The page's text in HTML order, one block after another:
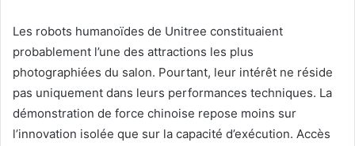
Les robots humanoïdes de Unitree constituaient
probablement l’une des attractions les plus
photographiées du salon. Pourtant, leur intérêt ne réside
pas uniquement dans leurs performances techniques. La
démonstration de force chinoise repose moins sur
l’innovation isolée que sur la capacité d’exécution. Accès